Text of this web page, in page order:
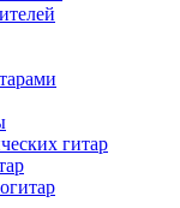
гитар